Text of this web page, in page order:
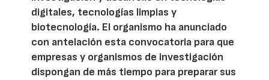
digitales, tecnologías limpias y
biotecnología. El organismo ha anunciado
con antelación esta convocatoria para que
empresas y organismos de investigación
dispongan de más tiempo para preparar sus